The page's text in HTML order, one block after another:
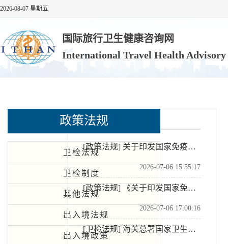
2026-08-07 星期五
国际旅行卫生健康咨询网
International Travel Health
政策法规
卫检法规
卫检制度
其他法规
出入境法规
出入境政策
政策法规
[政策法规] 关于印发国家免疫规划疫苗儿童免疫程序及说明（2026年版）的通知
2026-07-06 15:55:17
[政策法规] 《关于印发国家免疫规划疫苗儿童免疫程序及说明（2026年版）的通知》政策解读
2026-07-06 17:00:16
[卫检法规] 海关总署国家卫生健康委国家疾控局关于发布《国境口岸传染病监测实施办法》的公告（2026-01-23）